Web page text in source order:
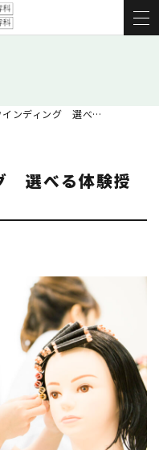
カットorワインディング 選べる体験授業
選べる体験授